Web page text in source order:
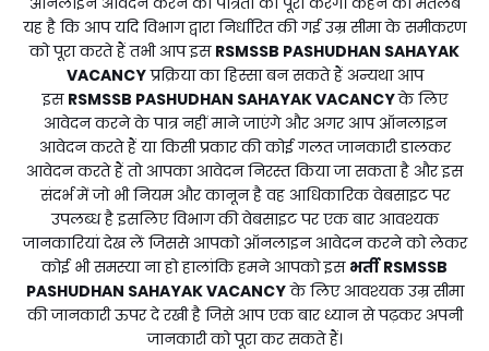
यह है कि आप यदि विभाग द्वारा निर्धारित की गई उम्र सीमा के समीकरण
को पूरा करते हैं तभी आप इस RSMSSB PASHUDHAN SAHAYAK
VACANCYप्रक्रिया का हिस्सा बन सकते हैं अन्यथा आप
इस RSMSSB PASHUDHAN SAHAYAK VACANCYके लिए
आवेदन करने के पात्र नहीं माने जाएंगे और अगर आप ऑनलाइन
आवेदन करते हैं या किसी प्रकार की कोई गलत जानकारी डालकर
आवेदन करते हैं तो आपका आवेदन निरस्त किया जा सकता है और इस
संदर्भ में जो भी नियम और कानून है वह आधिकारिक वेबसाइट पर
उपलब्ध है इसलिए विभाग की वेबसाइट पर एक बार आवश्यक
जानकारियां देख लें जिससे आपको ऑनलाइन आवेदन करने को लेकर
कोई भी समस्या ना हो हालांकि हमने आपको इस भर्ती RSMSSB
PASHUDHAN SAHAYAK VACANCYके लिए आवश्यक उम्र सीमा
की जानकारी ऊपर दे रखी है जिसे आप एक बार ध्यान से पढ़कर अपनी
जानकारी को पूरा कर सकते हैं।